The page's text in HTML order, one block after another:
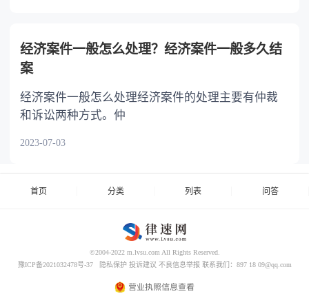
经济案件一般怎么处理？经济案件一般多久结
案
经济案件一般怎么处理经济案件的处理主要有仲裁
和诉讼两种方式。仲
2023-07-03
首页 分类 列表 问答
©2004-2022 m.lvsu.com All Rights Reserved.
豫ICP备2021032478号-37
隐私保护 投诉建议 不良信息举报 联系我们：897 18 09@qq.com